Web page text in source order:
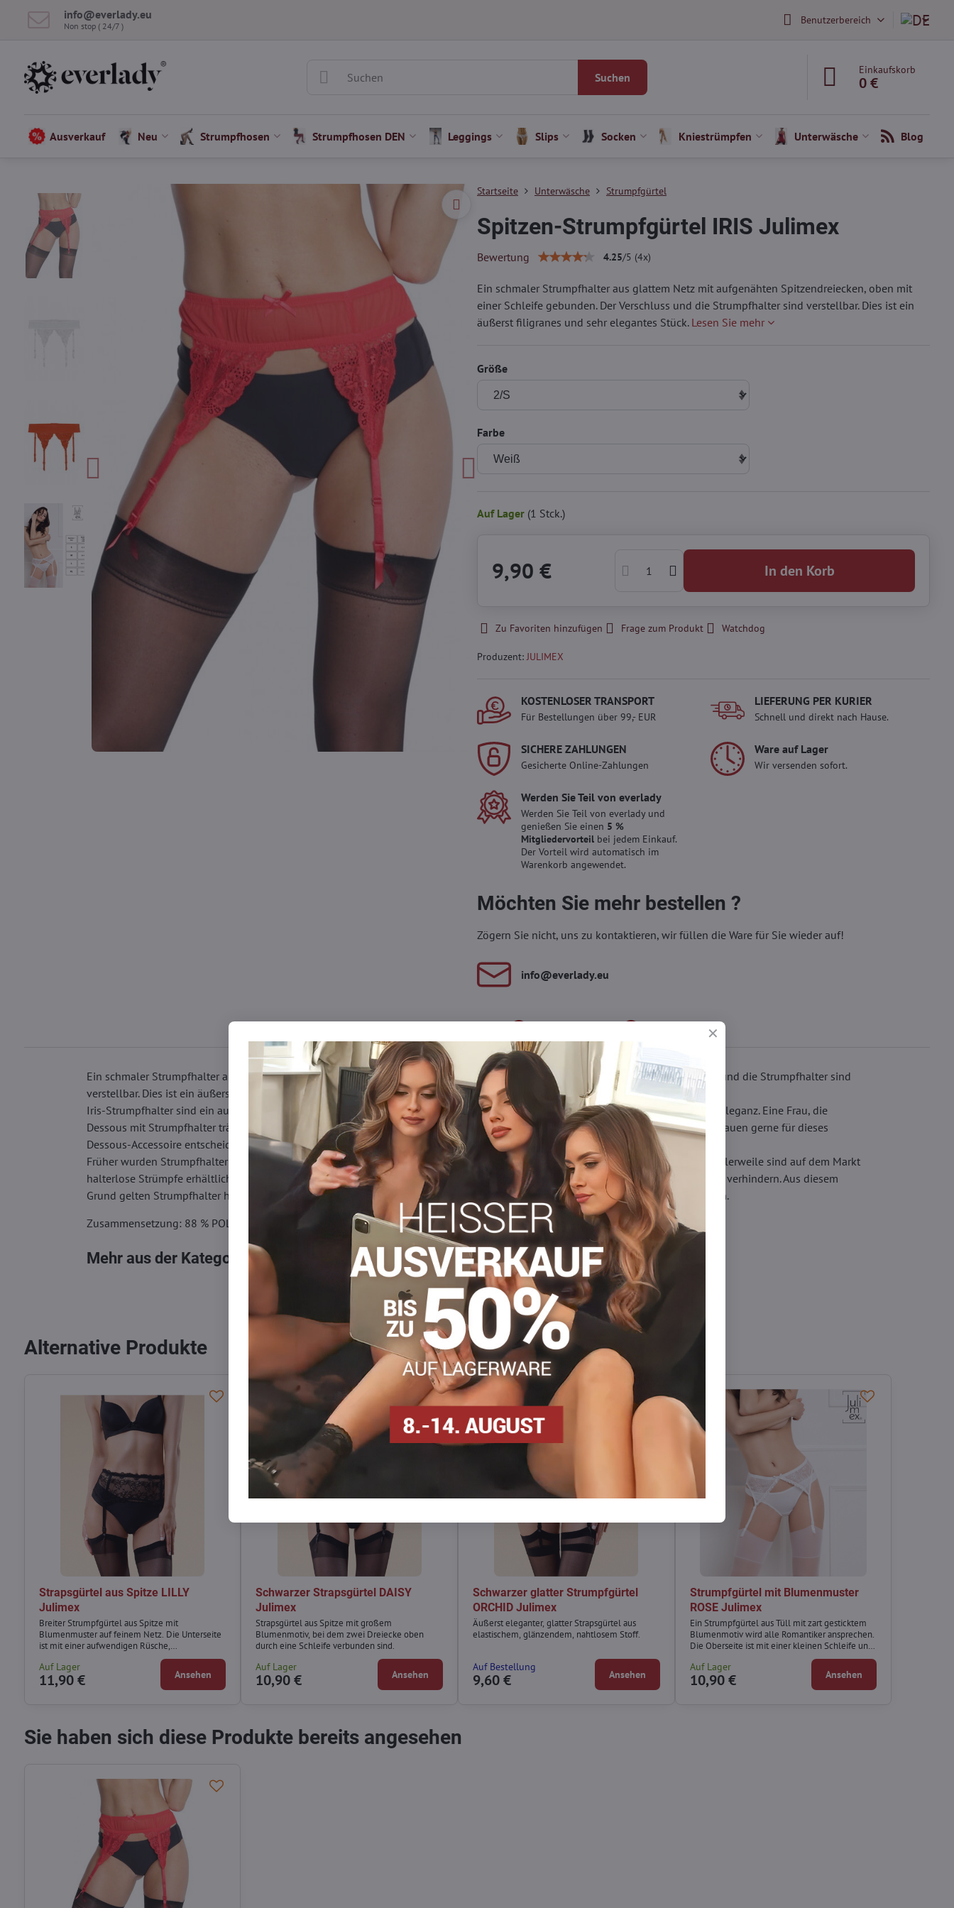
info​​@everlady​​.eu
Non stop ( 24/7 ) Benutzerbereich
Suchen
Einkaufskorb
0 €
Ausverkauf Neu Strumpfhosen Strumpfhosen DEN Leggings Slips Socken Kniestrümpfen Unterwäsche Blog
Startseite Unterwäsche Strumpfgürtel
Spitzen-Strumpfgürtel IRIS Julimex
Bewertung 4.25/5 (4x)
Ein schmaler Strumpfhalter aus glattem Netz mit aufgenähten Spitzendreiecken, oben mit
einer Schleife gebunden. Der Verschluss und die Strumpfhalter sind verstellbar. Dies ist ein
äußerst filigranes und sehr elegantes Stück. Lesen Sie mehr
Größe
Farbe
Auf Lager (1 Stck.)
9,90 € In den Korb
Zu Favoriten hinzufügen Frage zum Produkt Watchdog
Produzent:JULIMEX
KOSTENLOSER TRANSPORT
Für Bestellungen über 99,- EUR
LIEFERUNG PER KURIER
Schnell und direkt nach Hause.
SICHERE ZAHLUNGEN
Gesicherte Online-Zahlungen
Ware auf Lager
Wir versenden sofort.
Werden Sie Teil von everlady
Werden Sie Teil von everlady und
genießen Sie einen 5 %
Mitgliedervorteilbei jedem Einkauf.
Der Vorteil wird automatisch im
Warenkorb angewendet.
Möchten Sie mehr bestellen ?
Zögern Sie nicht, uns zu kontaktieren, wir füllen die Ware für Sie wieder auf!
info​​@everlady​​.eu
Beschreibung Bewertungen Diskussion
Ein schmaler Strumpfhalter aus glattem Netz mit aufgenähten Spitzendreiecken, oben mit einer Schleife gebunden. Der Verschluss und die Strumpfhalter sind
verstellbar. Dies ist ein äußerst filigranes und sehr elegantes Stück.
Iris-Strumpfhalter sind ein außergewöhnlich feminines Element der Damengarderobe. Sie sind sinnlich, sexy und verleihen zudem Eleganz. Eine Frau, die
Dessous mit Strumpfhalter trägt, wird sich sicherlich verführerisch und selbstbewusst fühlen. Kein Wunder also, dass sich so viele Frauen gerne für dieses
Dessous-Accessoire entscheiden.
Früher wurden Strumpfhalter verwendet, um Strümpfe an Ort und Stelle zu halten und so ihren Tragekomfort zu gewährleisten. Mittlerweile sind auf dem Markt
halterlose Strümpfe erhältlich, die über spezielle Silikonstreifen verfügen, die ein Verrutschen der Strümpfe von den Oberschenkeln verhindern. Aus diesem
Grund gelten Strumpfhalter heutzutage als sexy und sinnliche Unterwäsche, die Frauen tragen, um sinnlich und elegant auszusehen.
Zusammensetzung: 88 % POLYAMID, 12 % ELASTAN
Mehr aus der Kategorie Strumpfgürtel
FacebookTwitter BlueskyPinterestRedditLinkedInWhatsApp
E-
mail
Alternative Produkte
Strapsgürtel aus Spitze LILLY
Julimex
Breiter Strumpfgürtel aus Spitze mit
Blumenmuster auf feinem Netz. Die Unterseite
ist mit einer aufwendigen Rüsche,
Strumpfhaltern und einer verstellbaren
Schnalle versehen.
Auf Lager
11,90 € Ansehen
Schwarzer Strapsgürtel DAISY
Julimex
Strapsgürtel aus Spitze mit großem
Blumenmotiv, bei dem zwei Dreiecke oben
durch eine Schleife verbunden sind.
Auf Lager
10,90 € Ansehen
Schwarzer glatter Strumpfgürtel
ORCHID Julimex
Äußerst eleganter, glatter Strapsgürtel aus
elastischem, glänzendem, nahtlosem Stoff.
Auf Bestellung
9,60 € Ansehen
Strumpfgürtel mit Blumenmuster
ROSE Julimex
Ein Strumpfgürtel aus Tüll mit zart gesticktem
Blumenmotiv wird alle Romantiker ansprechen.
Die Oberseite ist mit einer kleinen Schleife und
die Unterseite mit einem flachen Ziersaum
versehen. Verstellbare Strumpfhalter und
Rückenverschluss.
Auf Lager
10,90 € Ansehen
Sie haben sich diese Produkte bereits angesehen